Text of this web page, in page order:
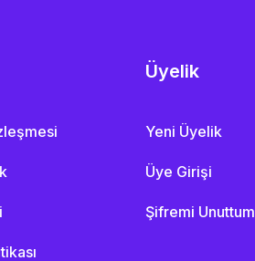
Üyelik
Yeni Üyelik
Üye Girişi
Şifremi Unuttum